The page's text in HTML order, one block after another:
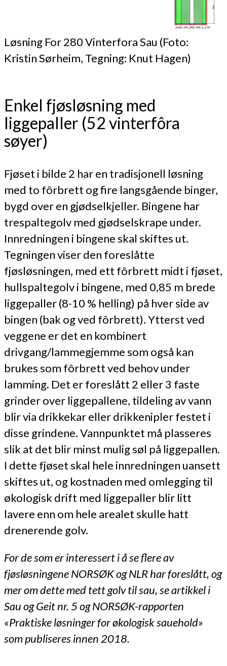
Løsning For 280 Vinterfora Sau (Foto:
Kristin Sørheim, Tegning: Knut Hagen)
Enkel fjøsløsning med
liggepaller (52 vinterfôra
søyer)
Fjøset i bilde 2 har en tradisjonell løsning
med to fôrbrett og fire langsgående binger,
bygd over en gjødselkjeller. Bingene har
trespaltegolv med gjødselskrape under.
Innredningen i bingene skal skiftes ut.
Tegningen viser den foreslåtte
fjøsløsningen, med ett fôrbrett midt i fjøset,
hullspaltegolv i bingene, med 0,85 m brede
liggepaller (8-10 % helling) på hver side av
bingen (bak og ved fôrbrett). Ytterst ved
veggene er det en kombinert
drivgang/lammegjemme som også kan
brukes som fôrbrett ved behov under
lamming. Det er foreslått 2 eller 3 faste
grinder over liggepallene, tildeling av vann
blir via drikkekar eller drikkenipler festet i
disse grindene. Vannpunktet må plasseres
slik at det blir minst mulig søl på liggepallen.
I dette fjøset skal hele innredningen uansett
skiftes ut, og kostnaden med omlegging til
økologisk drift med liggepaller blir litt
lavere enn om hele arealet skulle hatt
drenerende golv.
For de som er interessert i å se flere av
fjøsløsningene NORSØK og NLR har foreslått, og
mer om dette med tett golv til sau, se artikkel i
Sau og Geit nr. 5 og NORSØK-rapporten
«Praktiske løsninger for økologisk sauehold»
som publiseres innen 2018.